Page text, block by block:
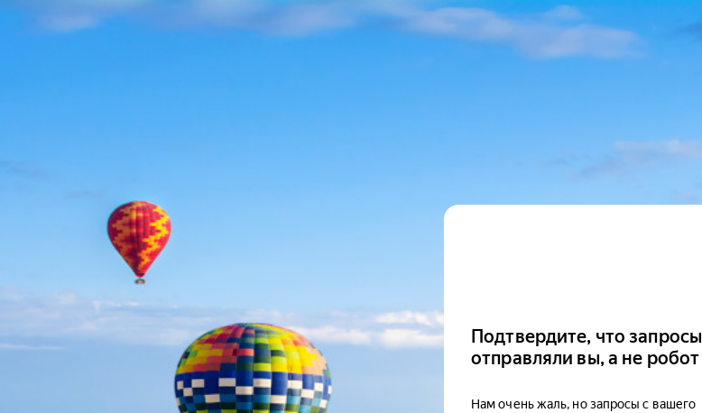
Подтвердите, что запросы
отправляли вы, а не робот
Нам очень жаль, но запросы с вашего